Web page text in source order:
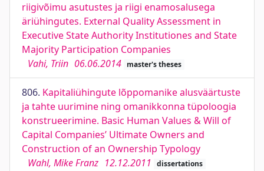
riigivõimu asutustes ja riigi enamosalusega
äriühingutes. External Quality Assessment in
Executive State Authority Institutiones and State
Majority Participation Companies
Vahi, Triin 06.06.2014 master's theses
806. Kapitaliühingute lõppomanike alusväärtuste
ja tahte uurimine ning omanikkonna tüpoloogia
konstrueerimine. Basic Human Values & Will of
Capital Companies’ Ultimate Owners and
Construction of an Ownership Typology
Wahl, Mike Franz 12.12.2011 dissertations